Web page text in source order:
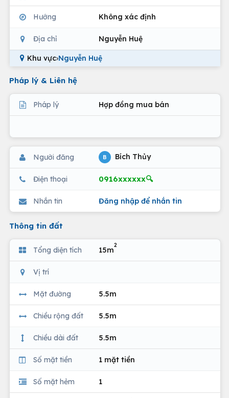
Hướng Không xác định
Địa chỉ Nguyễn Huệ
Khu vực›Nguyễn Huệ
Pháp lý & Liên hệ
Pháp lý Hợp đồng mua bán
Người đăng B Bích Thủy
Điện thoại 0916xxxxxx🔍
Nhắn tin Đăng nhập để nhắn tin
Thông tin đất
Tổng diện tích 15m
2
Vị trí
Mặt đường 5.5m
Chiều rộng đất 5.5m
Chiều dài đất 5.5m
Số mặt tiền 1 mặt tiền
Số mặt hẻm 1